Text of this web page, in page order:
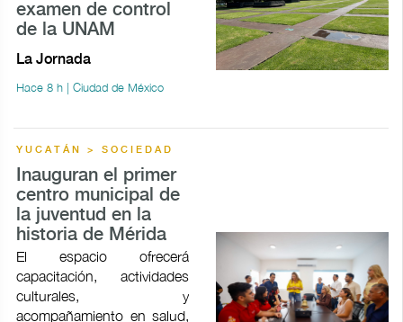
examen de control
de la UNAM
La Jornada
Hace 8 h | Ciudad de México
YUCATÁN > SOCIEDAD
Inauguran el primer
centro municipal de
la juventud en la
historia de Mérida
El espacio ofrecerá
capacitación, actividades
culturales, y
acompañamiento en salud,